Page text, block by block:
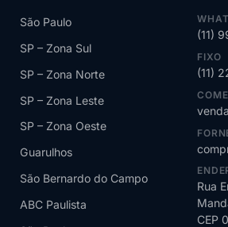
São Paulo
SP – Zona Sul
SP – Zona Norte
SP – Zona Leste
SP – Zona Oeste
Guarulhos
São Bernardo do Campo
ABC Paulista
(11)
FIXO
(11)
Rua
CEP